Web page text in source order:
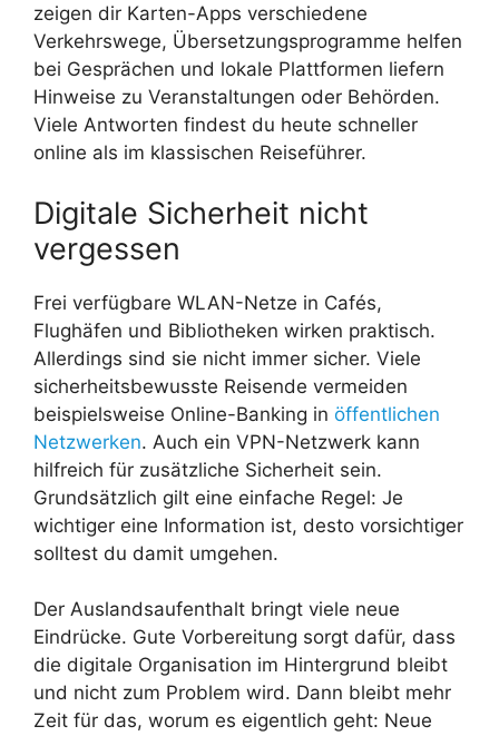
zeigen dir Karten-Apps verschiedene
Verkehrswege, Übersetzungsprogramme helfen
bei Gesprächen und lokale Plattformen liefern
Hinweise zu Veranstaltungen oder Behörden.
Viele Antworten findest du heute schneller
online als im klassischen Reiseführer.
Digitale Sicherheit nicht
vergessen
Frei verfügbare WLAN-Netze in Cafés,
Flughäfen und Bibliotheken wirken praktisch.
Allerdings sind sie nicht immer sicher. Viele
sicherheitsbewusste Reisende vermeiden
beispielsweise Online-Banking in öffentlichen
Netzwerken. Auch ein VPN-Netzwerk kann
hilfreich für zusätzliche Sicherheit sein.
Grundsätzlich gilt eine einfache Regel: Je
wichtiger eine Information ist, desto vorsichtiger
solltest du damit umgehen.
Der Auslandsaufenthalt bringt viele neue
Eindrücke. Gute Vorbereitung sorgt dafür, dass
die digitale Organisation im Hintergrund bleibt
und nicht zum Problem wird. Dann bleibt mehr
Zeit für das, worum es eigentlich geht: Neue